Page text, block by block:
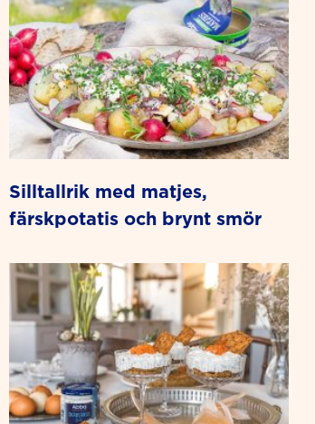
silltallrik med matjes,
färskpotatis och brynt smör